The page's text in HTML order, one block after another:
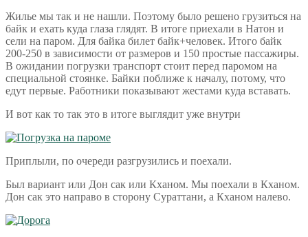
Жилье мы так и не нашли. Поэтому было решено грузиться на
байк и ехать куда глаза глядят. В итоге приехали в Натон и
сели на паром. Для байка билет байк+человек. Итого байк
200-250 в зависимости от размеров и 150 простые пассажиры.
В ожидании погрузки транспорт стоит перед паромом на
специальной стоянке. Байки поближе к началу, потому, что
едут первые. Работники показывают жестами куда вставать.
И вот как то так это в итоге выглядит уже внутри
Приплыли, по очереди разгрузились и поехали.
Был вариант или Дон сак или Кханом. Мы поехали в Кханом.
Дон сак это направо в сторону Сураттани, а Кханом налево.